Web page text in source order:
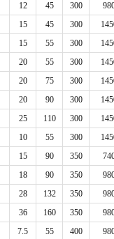
12 45 300
15 45 300
15 55 300
20 55 300
20 75 300
20 90 300
25 110 300
10 55 300
15 90 350
18 90 350
28 132 350
36 160 350
7.5 55 400